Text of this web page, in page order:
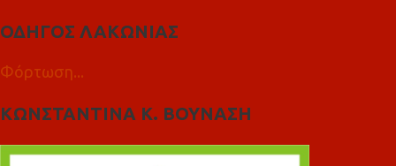
ΟΔΗΓΟΣ ΛΑΚΩΝΙΑΣ
Φόρτωση...
ΚΩΝΣΤΑΝΤΙΝΑ Κ. ΒΟΥΝΑΣΗ